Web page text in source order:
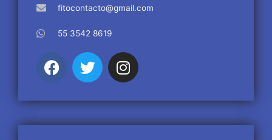
fitocontacto@gmail.com
55 3542 8619
F
a
e
b
T
w
t
t
I
n
t
a